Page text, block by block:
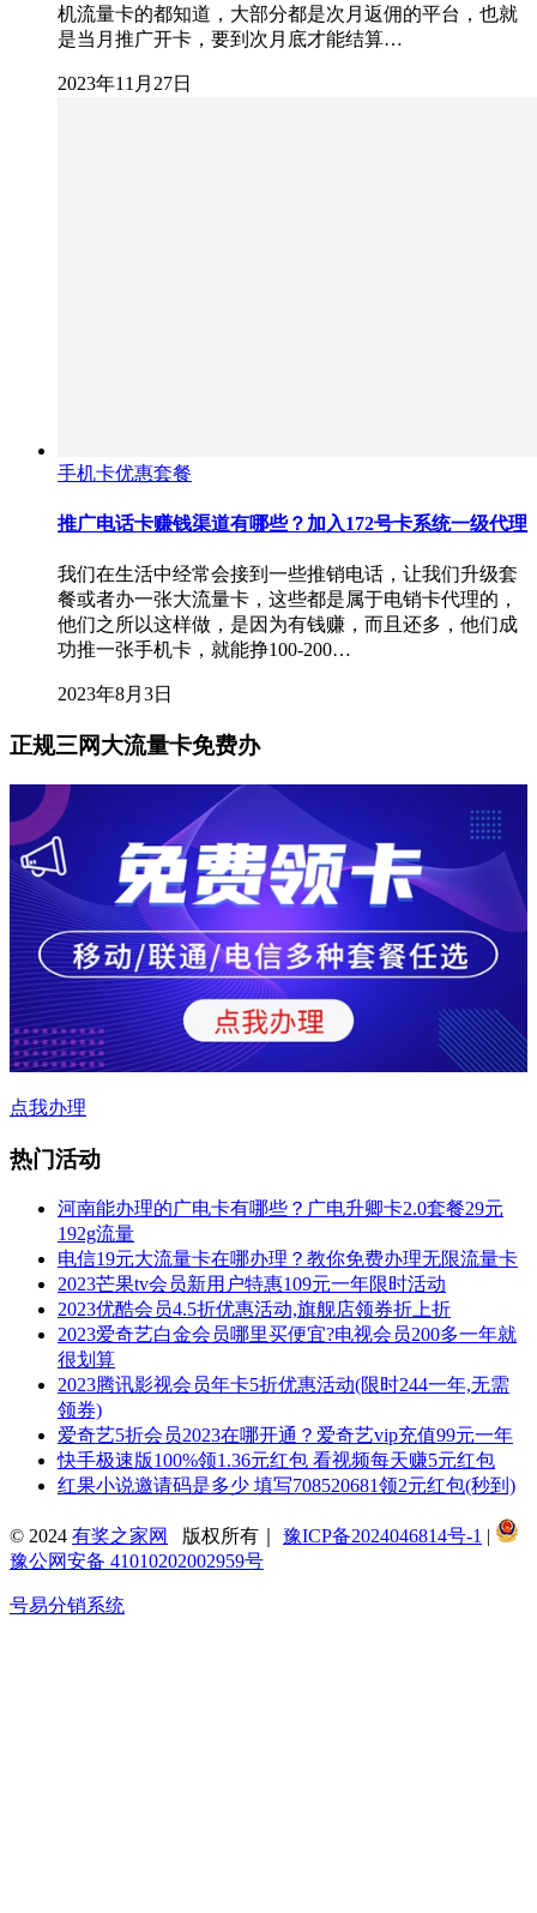
机流量卡的都知道，大部分都是次月返佣的平台，也就
是当月推广开卡，要到次月底才能结算…
2023年11月27日
手机卡优惠套餐
推广电话卡赚钱渠道有哪些？加入172号卡系统一级代理
我们在生活中经常会接到一些推销电话，让我们升级套
餐或者办一张大流量卡，这些都是属于电销卡代理的，
他们之所以这样做，是因为有钱赚，而且还多，他们成
功推一张手机卡，就能挣100-200…
2023年8月3日
正规三网大流量卡免费办
点我办理
热门活动
河南能办理的广电卡有哪些？广电升卿卡2.0套餐29元
192g流量
电信19元大流量卡在哪办理？教你免费办理无限流量卡
2023芒果tv会员新用户特惠109元一年限时活动
2023优酷会员4.5折优惠活动,旗舰店领券折上折
2023爱奇艺白金会员哪里买便宜?电视会员200多一年就
很划算
2023腾讯影视会员年卡5折优惠活动(限时244一年,无需
领券)
爱奇艺5折会员2023在哪开通？爱奇艺vip充值99元一年
快手极速版100%领1.36元红包 看视频每天赚5元红包
红果小说邀请码是多少 填写708520681领2元红包(秒到)
© 2024 有奖之家网 版权所有｜ 豫ICP备2024046814号-1 |
豫公网安备 41010202002959号
号易分销系统